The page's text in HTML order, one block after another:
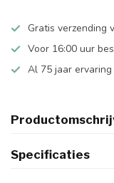
Gratis verzending
Voor 16:00 uur
Al 75 jaar
Specificaties